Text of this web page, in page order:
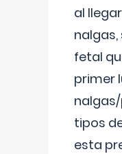
al
fetal
primer
nalgas/
tipos
esta